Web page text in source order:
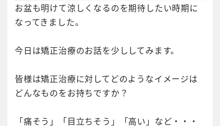
お盆も明けて涼しくなるのを期待したい時期に
なってきました。
今日は矯正治療のお話を少ししてみます。
皆様は矯正治療に対してどのようなイメージは
どんなものをお持ちですか？
「痛そう」「目立ちそう」「高い」など・・・